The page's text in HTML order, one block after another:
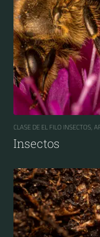
CLASE DE EL FILO INSECTOS,
Insectos